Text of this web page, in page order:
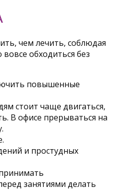
чем лечить, соблюдая
обходиться без
повышенные
стоит чаще двигаться,
В офисе прерываться на
и простудных
занятиями делать